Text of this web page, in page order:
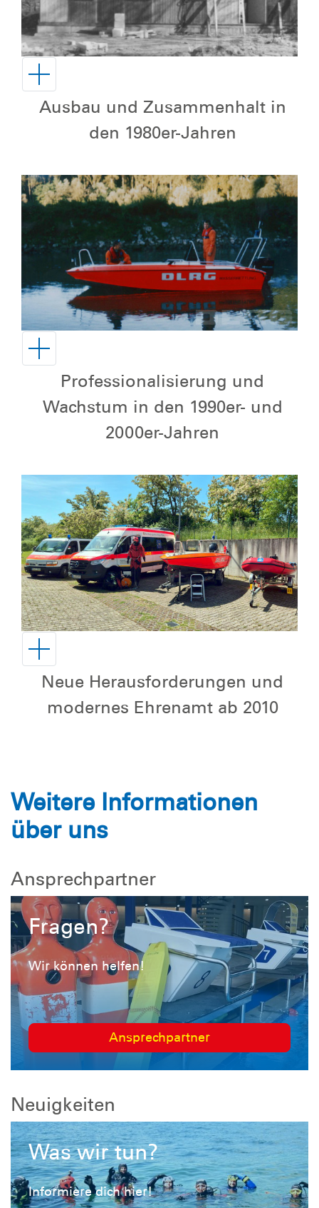
Ausbau und Zusammenhalt in
den 1980er-Jahren
Professionalisierung und
Wachstum in den 1990er- und
2000er-Jahren
Neue Herausforderungen und
modernes Ehrenamt ab 2010
Weitere Informationen
über uns
Ansprechpartner
Fragen?
Wir können helfen!
Ansprechpartner
Neuigkeiten
Was wir tun?
Informiere dich hier!